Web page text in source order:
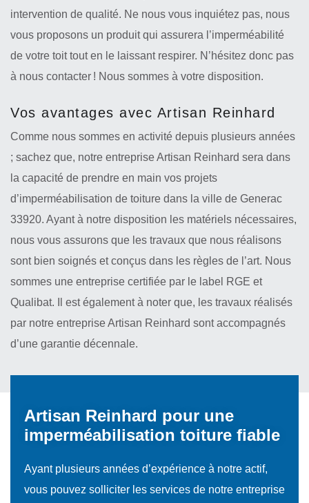
intervention de qualité. Ne nous vous inquiétez pas, nous
vous proposons un produit qui assurera l’imperméabilité
de votre toit tout en le laissant respirer. N’hésitez donc pas
à nous contacter ! Nous sommes à votre disposition.
Vos avantages avec Artisan Reinhard
Comme nous sommes en activité depuis plusieurs années
; sachez que, notre entreprise Artisan Reinhard sera dans
la capacité de prendre en main vos projets
d’imperméabilisation de toiture dans la ville de Generac
33920. Ayant à notre disposition les matériels nécessaires,
nous vous assurons que les travaux que nous réalisons
sont bien soignés et conçus dans les règles de l’art. Nous
sommes une entreprise certifiée par le label RGE et
Qualibat. Il est également à noter que, les travaux réalisés
par notre entreprise Artisan Reinhard sont accompagnés
d’une garantie décennale.
Artisan Reinhard pour une
imperméabilisation toiture fiable
Ayant plusieurs années d’expérience à notre actif,
vous pouvez solliciter les services de notre entreprise